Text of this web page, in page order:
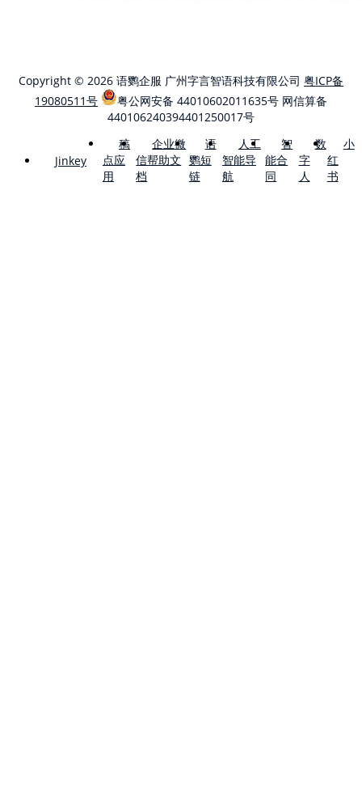
Copyright © 2026 语鹦企服 广州字言智语科技有限公司 粤ICP备
19080511号
粤公网安备 44010602011635号 网信算备
440106240394401250017号
Jinkey
稿
点应
用
企业微
信帮助文
档
语
鹦短
链
人工
智能导
航
智
能合
同
数
字
人
小
红
书